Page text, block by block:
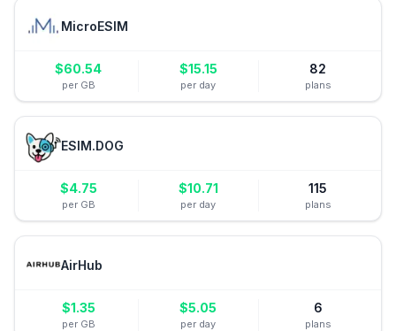
MicroESIM
$60.54
per GB
$15.15
per day
82
plans
ESIM.DOG
$4.75
per GB
$10.71
per day
115
plans
AirHub
$1.35
per GB
$5.05
per day
6
plans